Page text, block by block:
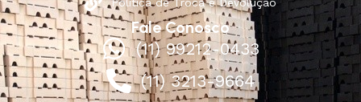
Política de Troca e Devolução
Fale Conosco
(11) 99212-0433
(11) 3213-9664